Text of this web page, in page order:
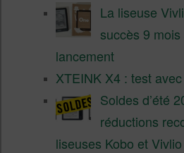
La liseuse
succès 9
lancement
XTEINK X4 : test
Soldes d’été
réductions
liseuses Kobo et Vivlio